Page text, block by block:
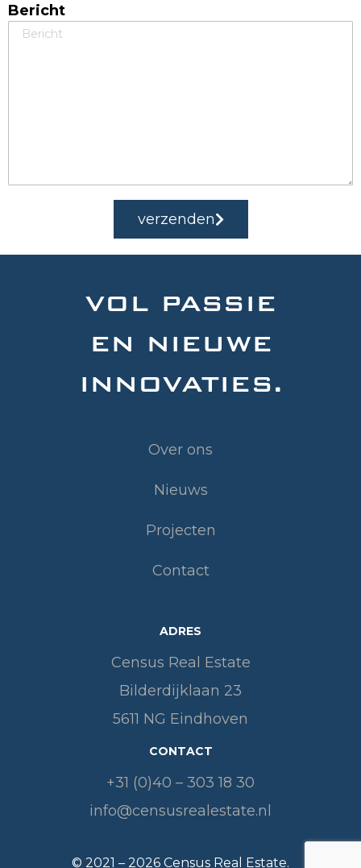
Bericht
verzenden
VOL PASSIE
EN NIEUWE
INNOVATIES.
Over ons
Nieuws
Projecten
Contact
ADRES
Census Real Estate
Bilderdijklaan 23
5611 NG Eindhoven
CONTACT
+31 (0)40 – 303 18 30
info@censusrealestate.nl
© 2021 – 2026 Census Real Estate.